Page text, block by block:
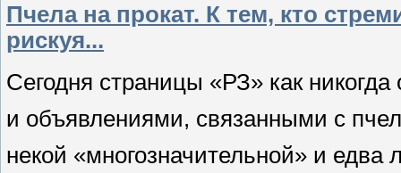
Пчела на прокат. К тем, кто
рискуя...
Сегодня страницы «РЗ» как
и объявлениями, связанными с
некой «многозначительной» и едва